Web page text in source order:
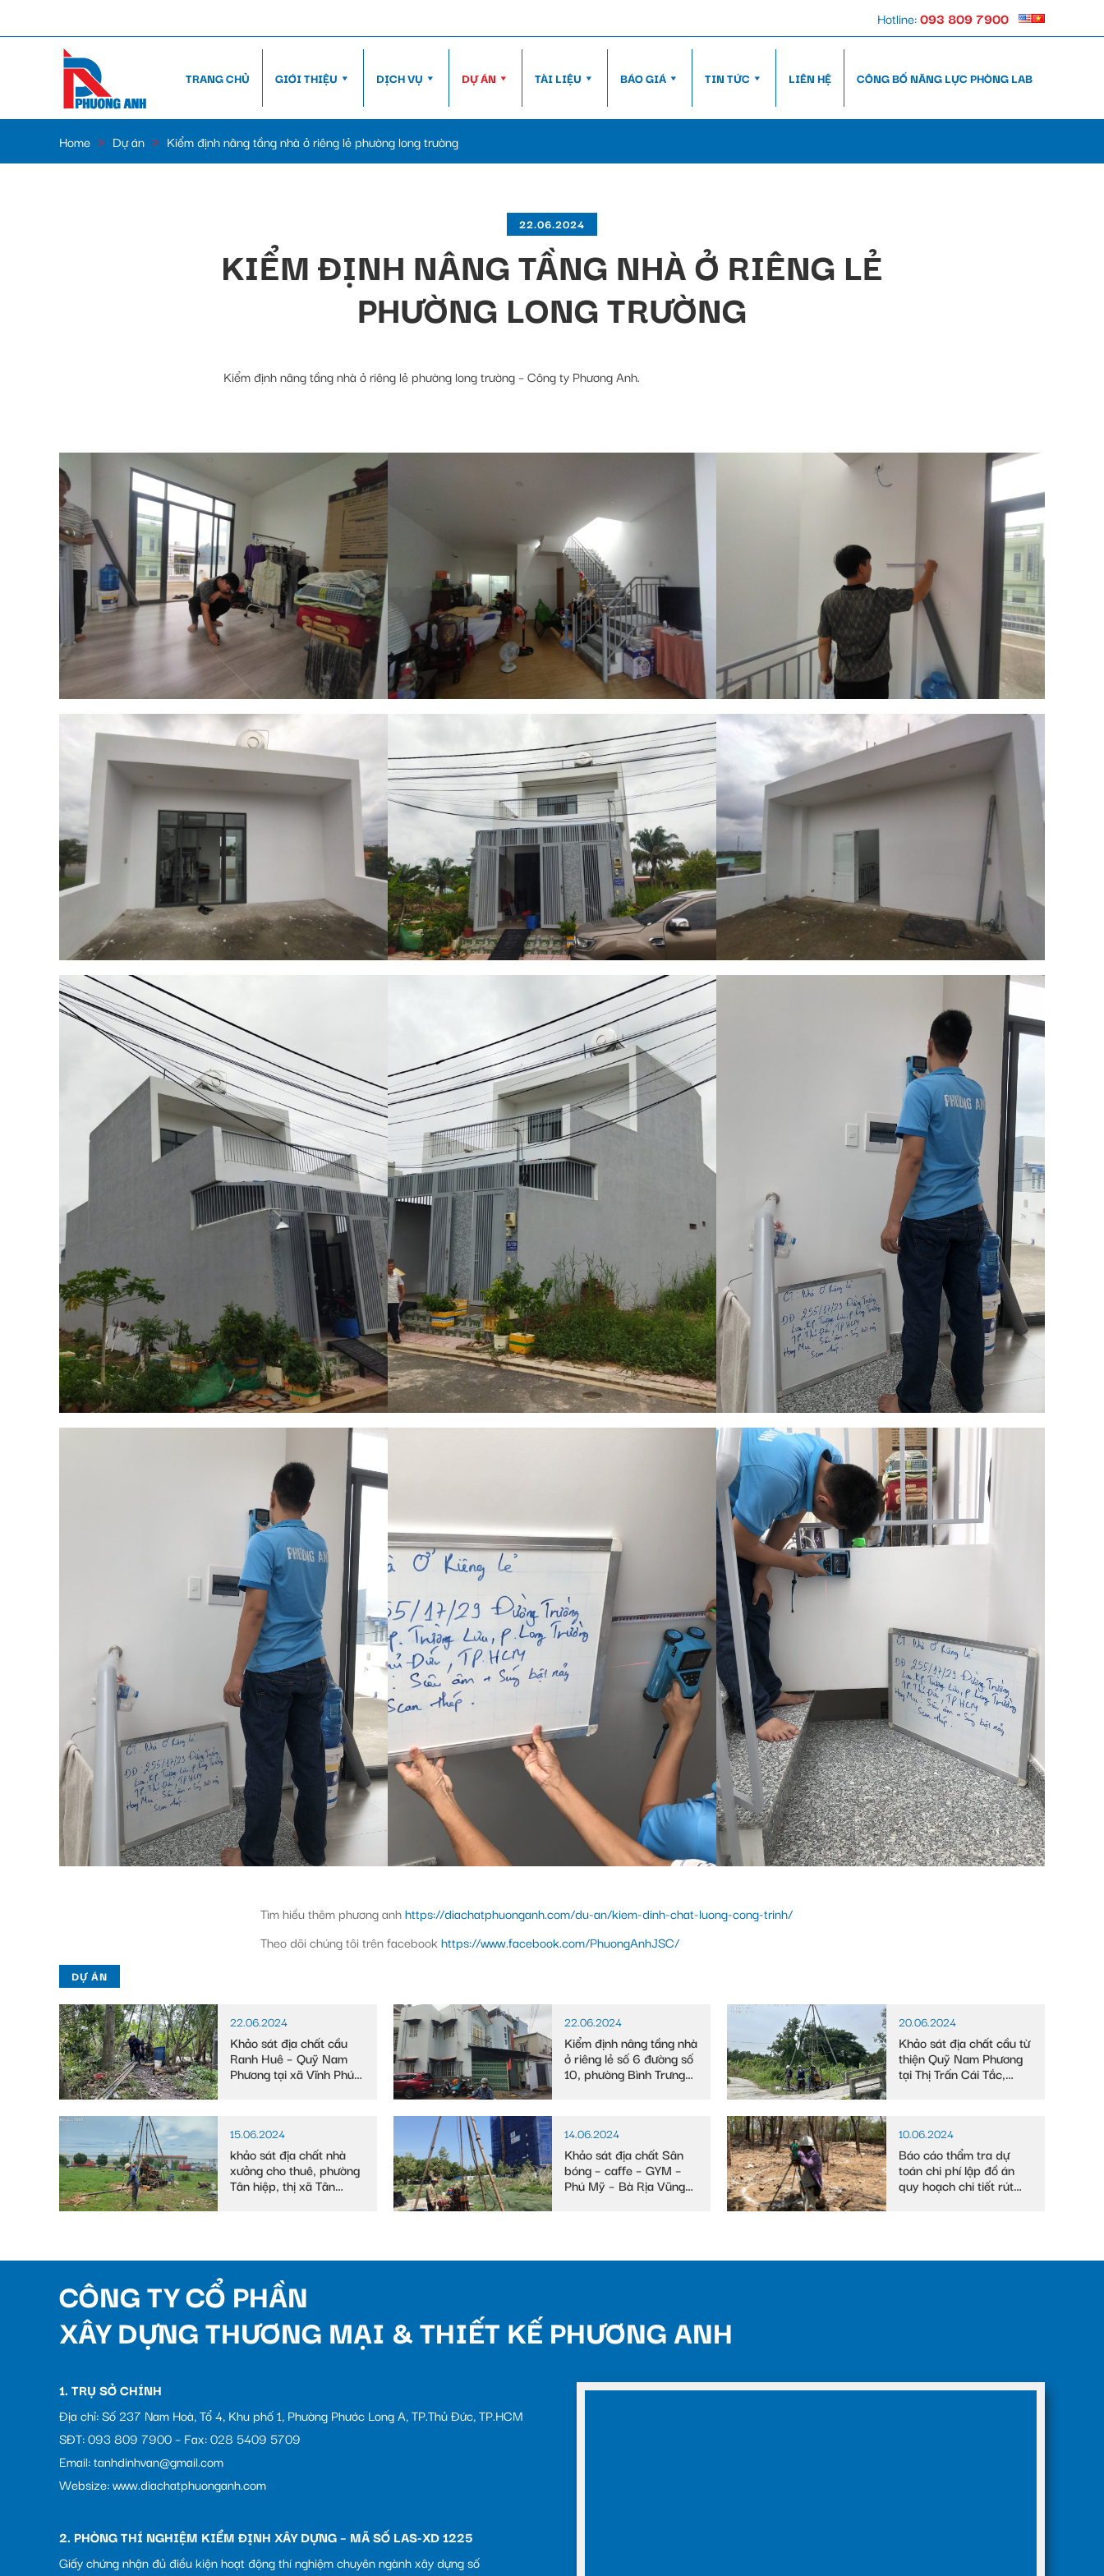
Hotline:093 809 7900
TRANG CHỦ GIỚI THIỆU DỊCH VỤ DỰ ÁN TÀI LIỆU BÁO GIÁ TIN TỨC LIÊN HỆ CÔNG BỐ NĂNG LỰC PHÒNG LAB
Home » Dự án » Kiểm định nâng tầng nhà ở riêng lẻ phường long trường
22.06.2024
KIỂM ĐỊNH NÂNG TẦNG NHÀ Ở RIÊNG LẺ
PHƯỜNG LONG TRƯỜNG
Kiểm định nâng tầng nhà ở riêng lẻ phường long trường – Công ty Phương Anh.
Tìm hiều thêm phương anhhttps://diachatphuonganh.com/du-an/kiem-dinh-chat-luong-cong-trinh/
Theo dõi chúng tôi trên facebook https://www.facebook.com/PhuongAnhJSC/
DỰ ÁN
22.06.2024
Khảo sát địa chất cầu
Ranh Huê – Quỹ Nam
Phương tại xã Vĩnh Phú
22.06.2024
Kiểm định nâng tầng nhà
ở riêng lẻ số 6 đường số
10, phường Bình Trưng
20.06.2024
Khảo sát địa chất cầu từ
thiện Quỹ Nam Phương
tại Thị Trấn Cái Tắc,
15.06.2024
khảo sát địa chất nhà
xưởng cho thuê, phường
Tân hiệp, thị xã Tân
14.06.2024
Khảo sát địa chất Sân
bóng – caffe – GYM –
Phú Mỹ – Bà Rịa Vũng
10.06.2024
Báo cáo thẩm tra dự
toán chi phí lập đồ án
quy hoạch chi tiết rút
CÔNG TY CỔ PHẦN
XÂY DỰNG THƯƠNG MẠI & THIẾT KẾ PHƯƠNG ANH
1. TRỤ SỞ CHÍNH
Địa chỉ: Số 237 Nam Hoà, Tổ 4, Khu phố 1, Phường Phước Long A, TP.Thủ Đức, TP.HCM
SĐT: 093 809 7900 – Fax: 028 5409 5709
Email: tanhdinhvan@gmail.com
Websize: www.diachatphuonganh.com
2. PHÒNG THÍ NGHIỆM KIỂM ĐỊNH XÂY DỰNG – MÃ SỐ LAS-XD 1225
Giấy chứng nhận đủ điều kiện hoạt động thí nghiệm chuyên ngành xây dựng số